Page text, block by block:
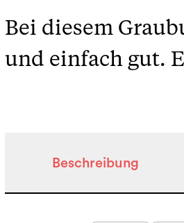
Bei diesem
und einfach gut.
Beschreibung